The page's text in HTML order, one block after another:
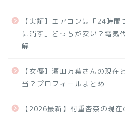
【実証】エアコンは「24時
に消す」どっちが安い？電気
解
【女優】濱田万葉さんの現
当？プロフィールまとめ
【2026最新】村重杏奈の現